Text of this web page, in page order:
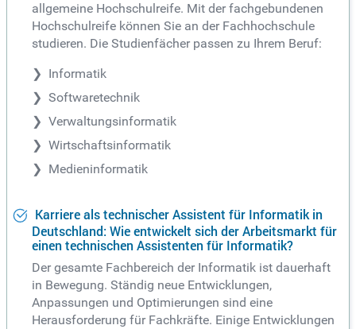
allgemeine Hochschulreife. Mit der fachgebundenen
Hochschulreife können Sie an der Fachhochschule
studieren. Die Studienfächer passen zu Ihrem Beruf:
Informatik
Softwaretechnik
Verwaltungsinformatik
Wirtschaftsinformatik
Medieninformatik
Karriere als technischer Assistent für Informatik in
Deutschland: Wie entwickelt sich der Arbeitsmarkt für
einen technischen Assistenten für Informatik?
Der gesamte Fachbereich der Informatik ist dauerhaft
in Bewegung. Ständig neue Entwicklungen,
Anpassungen und Optimierungen sind eine
Herausforderung für Fachkräfte. Einige Entwicklungen